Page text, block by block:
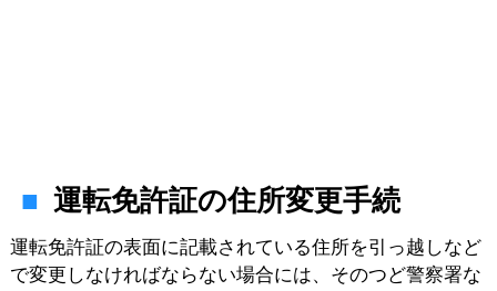
運転免許証の住所変更手続
運転免許証の表面に記載されている住所を引っ越しなど
で変更しなければならない場合には、そのつど警察署な